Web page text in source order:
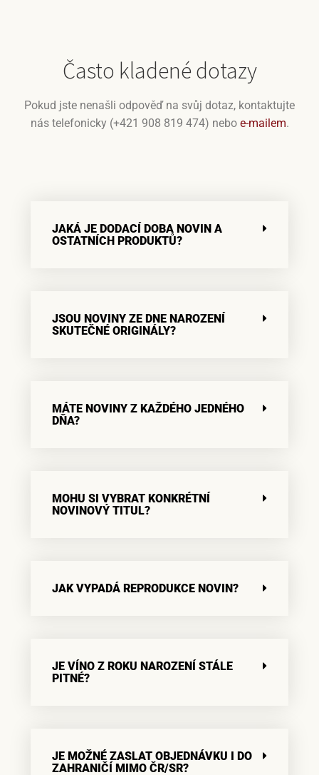
Často kladené dotazy
Pokud jste nenašli odpověď na svůj dotaz, kontaktujte
nás telefonicky (+421 908 819 474) nebo e-mailem.
JAKÁ JE DODACÍ DOBA NOVIN A
OSTATNÍCH PRODUKTŮ?
JSOU NOVINY ZE DNE NAROZENÍ
SKUTEČNÉ ORIGINÁLY?
MÁTE NOVINY Z KAŽDÉHO JEDNÉHO
DŇA?
MOHU SI VYBRAT KONKRÉTNÍ
NOVINOVÝ TITUL?
JAK VYPADÁ REPRODUKCE NOVIN?
JE VÍNO Z ROKU NAROZENÍ STÁLE
PITNÉ?
JE MOŽNÉ ZASLAT OBJEDNÁVKU I DO
ZAHRANIČÍ MIMO ČR/SR?